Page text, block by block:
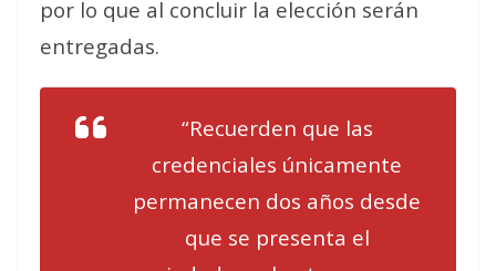
por lo que al concluir la elección serán
entregadas.
“Recuerden que las
credenciales únicamente
permanecen dos años desde
que se presenta el